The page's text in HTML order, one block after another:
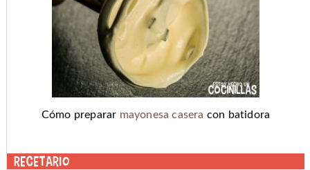
Cómo preparar mayonesa casera con batidora
Recetario